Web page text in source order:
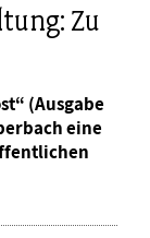
Zu
(Ausgabe
eine